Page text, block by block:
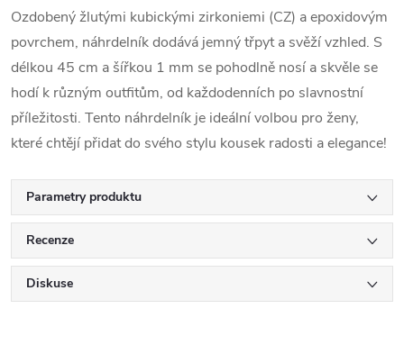
Ozdobený žlutými kubickými zirkoniemi (CZ) a epoxidovým
povrchem, náhrdelník dodává jemný třpyt a svěží vzhled. S
délkou 45 cm a šířkou 1 mm se pohodlně nosí a skvěle se
hodí k různým outfitům, od každodenních po slavnostní
příležitosti. Tento náhrdelník je ideální volbou pro ženy,
které chtějí přidat do svého stylu kousek radosti a elegance!
Parametry produktu
Recenze
Diskuse